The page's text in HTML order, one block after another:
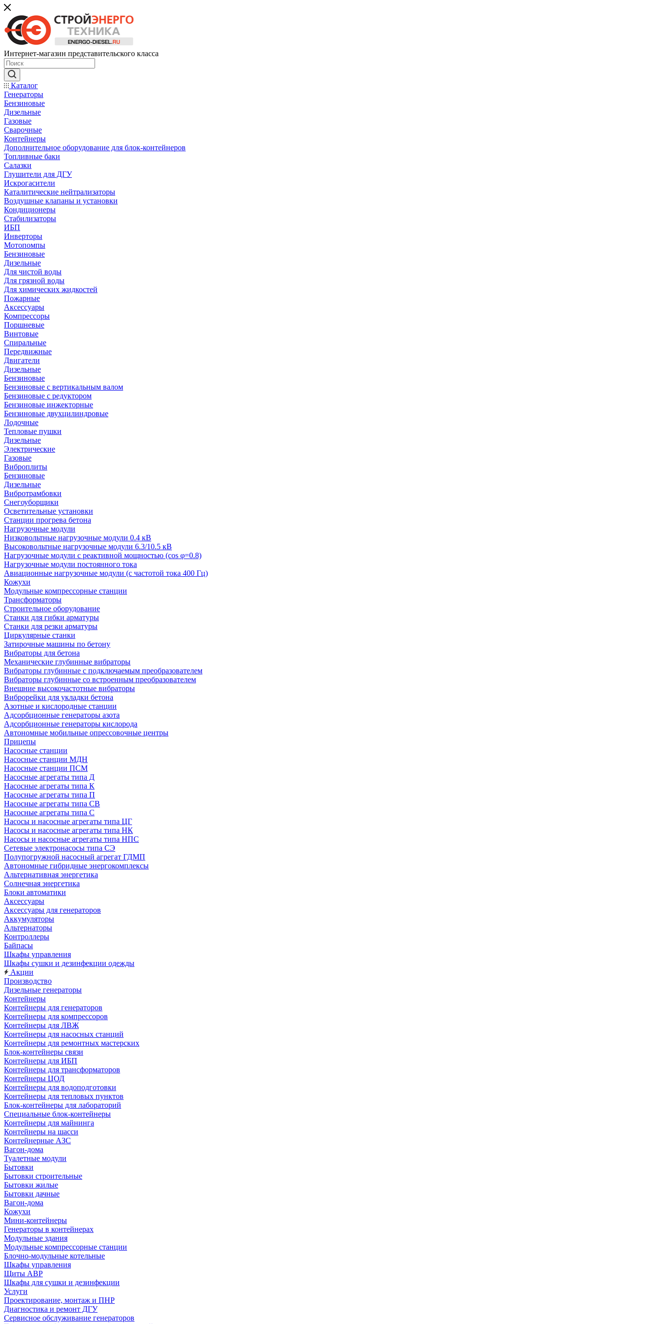
Интернет-магазин представительского класса
Каталог
Генераторы
Бензиновые
Дизельные
Газовые
Сварочные
Контейнеры
Дополнительное оборудование для блок-контейнеров
Топливные баки
Салазки
Глушители для ДГУ
Искрогасители
Каталитические нейтрализаторы
Воздушные клапаны и установки
Кондиционеры
Стабилизаторы
ИБП
Инверторы
Мотопомпы
Бензиновые
Дизельные
Для чистой воды
Для грязной воды
Для химических жидкостей
Пожарные
Аксессуары
Компрессоры
Поршневые
Винтовые
Спиральные
Передвижные
Двигатели
Дизельные
Бензиновые
Бензиновые с вертикальным валом
Бензиновые с редуктором
Бензиновые инжекторные
Бензиновые двухцилиндровые
Лодочные
Тепловые пушки
Дизельные
Электрические
Газовые
Виброплиты
Бензиновые
Дизельные
Вибротрамбовки
Снегоуборщики
Осветительные установки
Станции прогрева бетона
Нагрузочные модули
Низковольтные нагрузочные модули 0.4 кВ
Высоковольтные нагрузочные модули 6.3/10.5 кВ
Нагрузочные модули с реактивной мощностью (cos φ=0.8)
Нагрузочные модули постоянного тока
Авиационные нагрузочные модули (с частотой тока 400 Гц)
Кожухи
Модульные компрессорные станции
Трансформаторы
Строительное оборудование
Станки для гибки арматуры
Станки для резки арматуры
Циркулярные станки
Затирочные машины по бетону
Вибраторы для бетона
Механические глубинные вибраторы
Вибраторы глубинные с подключаемым преобразователем
Вибраторы глубинные со встроенным преобразователем
Внешние высокочастотные вибраторы
Виброрейки для укладки бетона
Азотные и кислородные станции
Адсорбционные генераторы азота
Адсорбционные генераторы кислорода
Автономные мобильные опрессовочные центры
Прицепы
Насосные станции
Насосные станции МДН
Насосные станции ПСМ
Насосные агрегаты типа Д
Насосные агрегаты типа К
Насосные агрегаты типа П
Насосные агрегаты типа СВ
Насосные агрегаты типа С
Насосы и насосные агрегаты типа ЦГ
Насосы и насосные агрегаты типа НК
Насосы и насосные агрегаты типа НПС
Сетевые электронасосы типа СЭ
Полупогружной насосный агрегат ГДМП
Автономные гибридные энергокомплексы
Альтернативная энергетика
Солнечная энергетика
Блоки автоматики
Аксессуары
Аксессуары для генераторов
Аккумуляторы
Альтернаторы
Контроллеры
Байпасы
Шкафы управления
Шкафы сушки и дезинфекции одежды
Акции
Производство
Дизельные генераторы
Контейнеры
Контейнеры для генераторов
Контейнеры для компрессоров
Контейнеры для ЛВЖ
Контейнеры для насосных станций
Контейнеры для ремонтных мастерских
Блок-контейнеры связи
Контейнеры для ИБП
Контейнеры для трансформаторов
Контейнеры ЦОД
Контейнеры для водоподготовки
Контейнеры для тепловых пунктов
Блок-контейнеры для лабораторий
Специальные блок-контейнеры
Контейнеры для майнинга
Контейнеры на шасси
Контейнерные АЗС
Вагон-дома
Туалетные модули
Бытовки
Бытовки строительные
Бытовки жилые
Бытовки дачные
Вагон-дома
Кожухи
Мини-контейнеры
Генераторы в контейнерах
Модульные здания
Модульные компрессорные станции
Блочно-модульные котельные
Шкафы управления
Щиты АВР
Шкафы для сушки и дезинфекции
Услуги
Проектирование, монтаж и ПНР
Диагностика и ремонт ДГУ
Сервисное обслуживание генераторов